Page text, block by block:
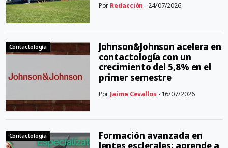
Por Redacción - 24/07/2026
Contactología
Johnson&Johnson acelera en
contactología con un
crecimiento del 5,8% en el
primer semestre
Por Jaime Cevallos - 16/07/2026
Contactología
Formación avanzada en